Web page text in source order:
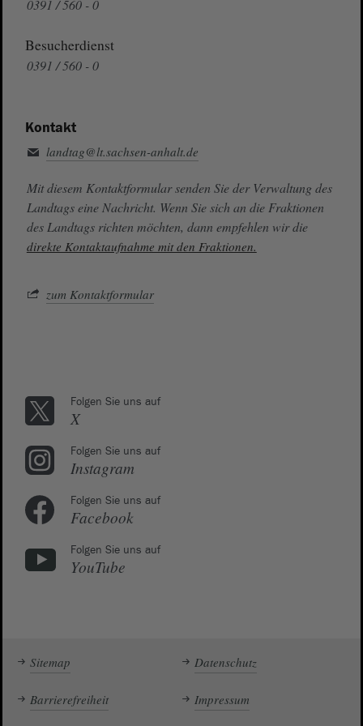
0391 / 560 - 0
Besucherdienst
0391 / 560 - 0
Kontakt
landtag@lt.sachsen-anhalt.de
Mit diesem Kontaktformular senden Sie der Verwaltung des
Landtags eine Nachricht. Wenn Sie sich an die Fraktionen
des Landtags richten möchten, dann empfehlen wir die
direkte Kontaktaufnahme mit den Fraktionen.
zum Kontaktformular
Folgen Sie uns auf
X
Folgen Sie uns auf
Instagram
Folgen Sie uns auf
Facebook
Folgen Sie uns auf
YouTube
Sitemap Datenschutz
Barrierefreiheit Impressum